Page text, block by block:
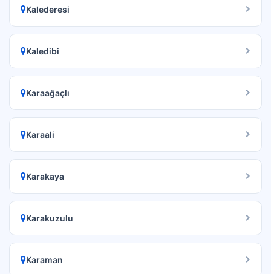
Kalederesi
Kaledibi
Karaağaçlı
Karaali
Karakaya
Karakuzulu
Karaman